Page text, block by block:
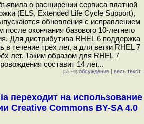
о расширении сервиса платной
(ELS, Extended Life Cycle Support),
обновления с исправлением
после окончания базового 10-летнего
Для дистрибутива RHEL 6 поддержка
в течение трёх лет, а для ветки RHEL 7
лет. Таким образом для RHEL 7
составит 14 лет...
(55 +9) обсуждение | весь текст
переходит на использование
Creative Commons BY-SA 4.0